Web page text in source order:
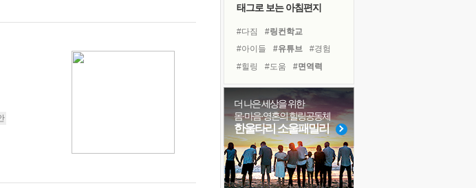
흙이 된 몸으로 출근하는 여자
꿈이 실제가 되는 것
'말 타는 법'을 먼저
졸업식 사진을 보며
극심한 변비, 어깨결림, 수면 장애
아픈 아버지를 위한 공간 설계
슬럼프
태그로 보는 아침편지
#다짐
#링컨학교
#아이들
#유튜브
#경험
#힐링
#도움
#면역력
#독서
#선택
#희망
#명상
#비전캠프
#독서캠프
#나눔
#극복
#건강
#친구 #삶
#계획
#사람
더 나은 세상을 위한
몸·마음·영혼의 힐링공동체
한울타리 소울패밀리